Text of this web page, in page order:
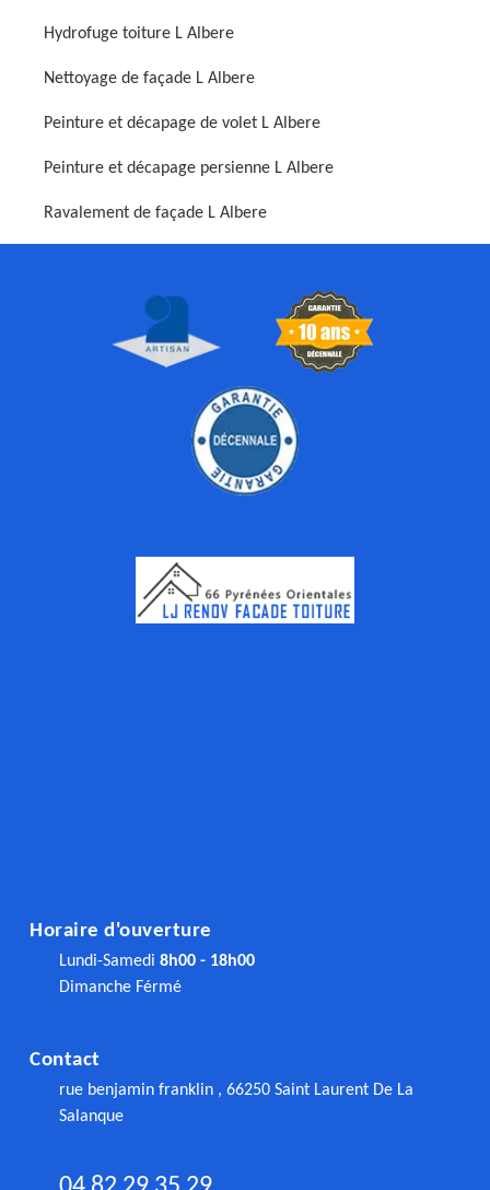
Hydrofuge toiture L Albere
Nettoyage de façade L Albere
Peinture et décapage de volet L Albere
Peinture et décapage persienne L Albere
Ravalement de façade L Albere
Horaire d'ouverture
Lundi-Samedi 8h00 - 18h00
Dimanche Férmé
Contact
rue benjamin franklin , 66250 Saint Laurent De La
Salanque